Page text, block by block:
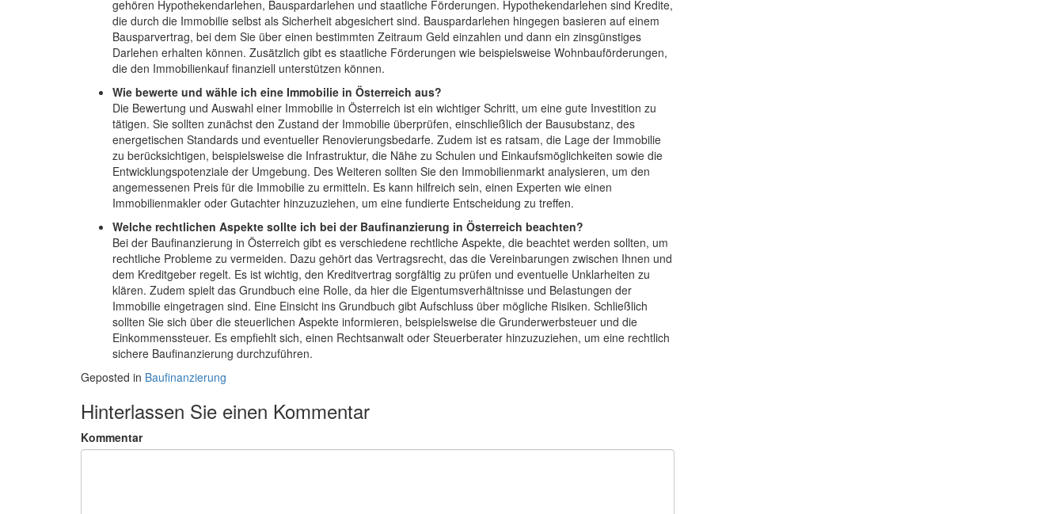
gehören Hypothekendarlehen, Bauspardarlehen und staatliche Förderungen. Hypothekendarlehen sind Kredite,
die durch die Immobilie selbst als Sicherheit abgesichert sind. Bauspardarlehen hingegen basieren auf einem
Bausparvertrag, bei dem Sie über einen bestimmten Zeitraum Geld einzahlen und dann ein zinsgünstiges
Darlehen erhalten können. Zusätzlich gibt es staatliche Förderungen wie beispielsweise Wohnbauförderungen,
die den Immobilienkauf finanziell unterstützen können.
Wie bewerte und wähle ich eine Immobilie in Österreich aus?
Die Bewertung und Auswahl einer Immobilie in Österreich ist ein wichtiger Schritt, um eine gute Investition zu
tätigen. Sie sollten zunächst den Zustand der Immobilie überprüfen, einschließlich der Bausubstanz, des
energetischen Standards und eventueller Renovierungsbedarfe. Zudem ist es ratsam, die Lage der Immobilie
zu berücksichtigen, beispielsweise die Infrastruktur, die Nähe zu Schulen und Einkaufsmöglichkeiten sowie die
Entwicklungspotenziale der Umgebung. Des Weiteren sollten Sie den Immobilienmarkt analysieren, um den
angemessenen Preis für die Immobilie zu ermitteln. Es kann hilfreich sein, einen Experten wie einen
Immobilienmakler oder Gutachter hinzuzuziehen, um eine fundierte Entscheidung zu treffen.
Welche rechtlichen Aspekte sollte ich bei der Baufinanzierung in Österreich beachten?
Bei der Baufinanzierung in Österreich gibt es verschiedene rechtliche Aspekte, die beachtet werden sollten, um
rechtliche Probleme zu vermeiden. Dazu gehört das Vertragsrecht, das die Vereinbarungen zwischen Ihnen und
dem Kreditgeber regelt. Es ist wichtig, den Kreditvertrag sorgfältig zu prüfen und eventuelle Unklarheiten zu
klären. Zudem spielt das Grundbuch eine Rolle, da hier die Eigentumsverhältnisse und Belastungen der
Immobilie eingetragen sind. Eine Einsicht ins Grundbuch gibt Aufschluss über mögliche Risiken. Schließlich
sollten Sie sich über die steuerlichen Aspekte informieren, beispielsweise die Grunderwerbsteuer und die
Einkommenssteuer. Es empfiehlt sich, einen Rechtsanwalt oder Steuerberater hinzuzuziehen, um eine rechtlich
sichere Baufinanzierung durchzuführen.
Geposted in Baufinanzierung
Hinterlassen Sie einen Kommentar
Kommentar